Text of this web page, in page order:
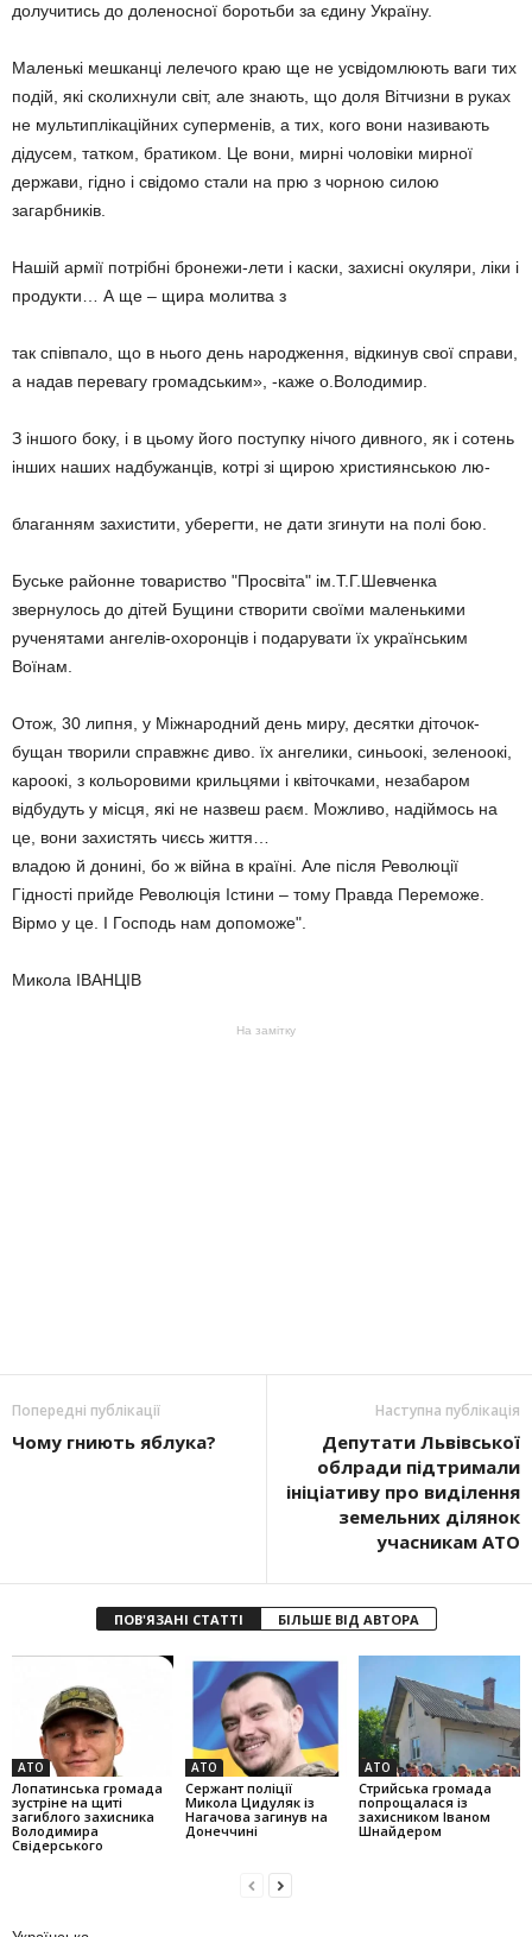
долучитись до доленосної боротьби за єдину Україну.
Маленькі мешканці лелечого краю ще не усвідомлюють ваги тих
подій, які сколихнули світ, але знають, що доля Вітчизни в руках
не мультиплікаційних суперменів, а тих, кого вони називають
дідусем, татком, братиком. Це вони, мирні чоловіки мирної
держави, гідно і свідомо стали на прю з чорною силою
загарбників.
Нашій армії потрібні бронежи-лети і каски, захисні окуляри, ліки і
продукти… А ще – щира молитва з
так співпало, що в нього день народження, відкинув свої справи,
а надав перевагу громадським», -каже о.Володимир.
З іншого боку, і в цьому його поступку нічого дивного, як і сотень
інших наших надбужанців, котрі зі щирою християнською лю-
благанням захистити, уберегти, не дати згинути на полі бою.
Буське районне товариство "Просвіта" ім.Т.Г.Шевченка
звернулось до дітей Бущини створити своїми маленькими
рученятами ангелів-охоронців і подарувати їх українським
Воїнам.
Отож, 30 липня, у Міжнародний день миру, десятки діточок-
бущан творили справжнє диво. їх ангелики, синьоокі, зеленоокі,
кароокі, з кольоровими крильцями і квіточками, незабаром
відбудуть у місця, які не назвеш раєм. Можливо, надіймось на
це, вони захистять чиєсь життя…
владою й донині, бо ж війна в країні. Але після Революції
Гідності прийде Революція Істини – тому Правда Переможе.
Вірмо у це. І Господь нам допоможе".
Микола ІВАНЦІВ
На замітку
Попередні публікації
Чому гниють яблука?
Наступна публікація
Депутати Львівської
облради підтримали
ініціативу про виділення
земельних ділянок
учасникам АТО
ПОВ'ЯЗАНІ СТАТТІ БІЛЬШЕ ВІД АВТОРА
АТО
Лопатинська громада
зустріне на щиті
загиблого захисника
Володимира
Свідерського
АТО
Сержант поліції
Микола Цидуляк із
Нагачова загинув на
Донеччині
АТО
Стрийська громада
попрощалася із
захисником Іваном
Шнайдером